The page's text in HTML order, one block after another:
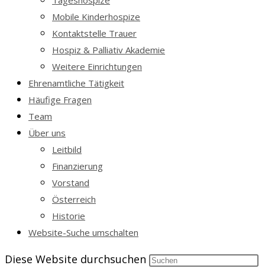
Mobile Kinderhospize
Kontaktstelle Trauer
Hospiz & Palliativ Akademie
Weitere Einrichtungen
Ehrenamtliche Tätigkeit
Häufige Fragen
Team
Über uns
Leitbild
Finanzierung
Vorstand
Österreich
Historie
Website-Suche umschalten
Diese Website durchsuchen